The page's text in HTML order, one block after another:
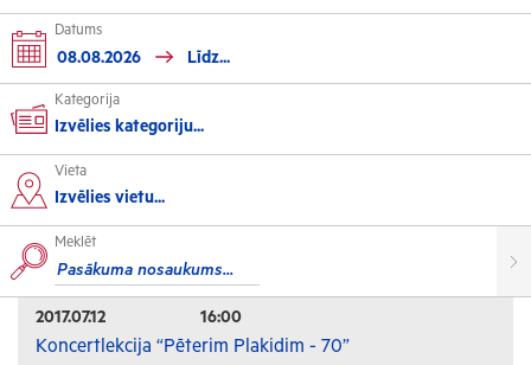
Datums
Kategorija
Izvēlies kategoriju...
Kultūra
Izstādes
Koncerti
Izrādes
Festivāli un svētki
Vieta
Izvēlies vietu...
Meklēt
2017.07.12 16:00
Koncertlekcija “Pēterim Plakidim - 70”